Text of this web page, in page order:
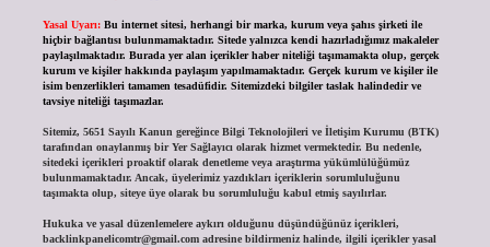
Yasal Uyarı: Bu internet sitesi, herhangi bir marka, kurum veya şahıs şirketi ile
hiçbir bağlantısı bulunmamaktadır. Sitede yalnızca kendi hazırladığımız makaleler
paylaşılmaktadır. Burada yer alan içerikler haber niteliği taşımamakta olup, gerçek
kurum ve kişiler hakkında paylaşım yapılmamaktadır. Gerçek kurum ve kişiler ile
isim benzerlikleri tamamen tesadüfidir. Sitemizdeki bilgiler taslak halindedir ve
tavsiye niteliği taşımazlar.
Sitemiz, 5651 Sayılı Kanun gereğince Bilgi Teknolojileri ve İletişim Kurumu (BTK)
tarafından onaylanmış bir Yer Sağlayıcı olarak hizmet vermektedir. Bu nedenle,
sitedeki içerikleri proaktif olarak denetleme veya araştırma yükümlülüğümüz
bulunmamaktadır. Ancak, üyelerimiz yazdıkları içeriklerin sorumluluğunu
taşımakta olup, siteye üye olarak bu sorumluluğu kabul etmiş sayılırlar.
Hukuka ve yasal düzenlemelere aykırı olduğunu düşündüğünüz içerikleri,
backlinkpanelicomtr@gmail.comadresine bildirmeniz halinde, ilgili içerikler yasal